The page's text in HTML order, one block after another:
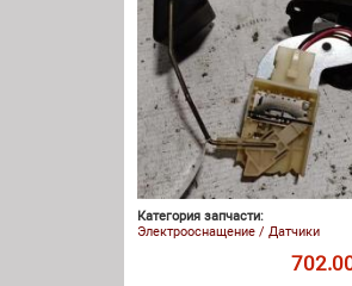
Категория запчасти:
Электрооснащение / Датчики